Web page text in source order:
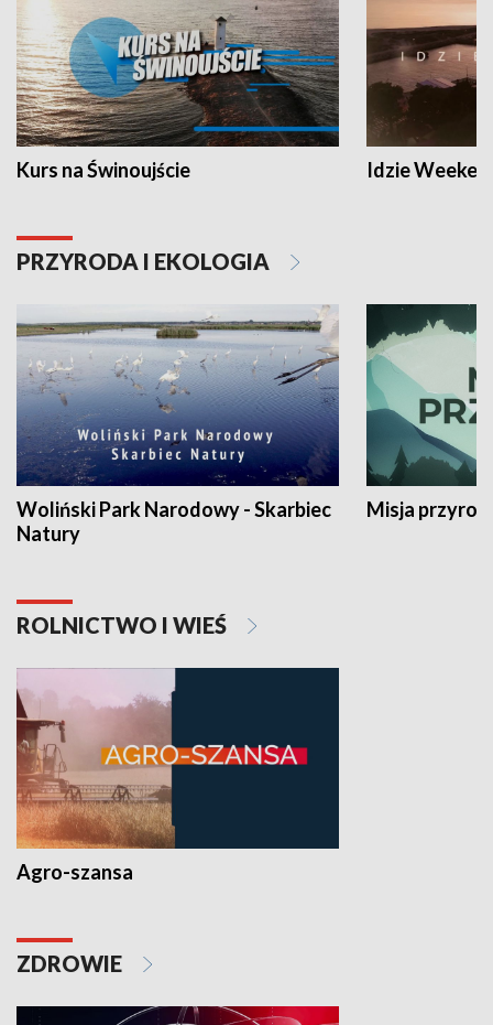
Kurs na Świnoujście Idzie
PRZYRODA I EKOLOGIA
Woliński Park Narodowy - Skarbiec
Natury
Misja
ROLNICTWO I WIEŚ
Agro-szansa
ZDROWIE